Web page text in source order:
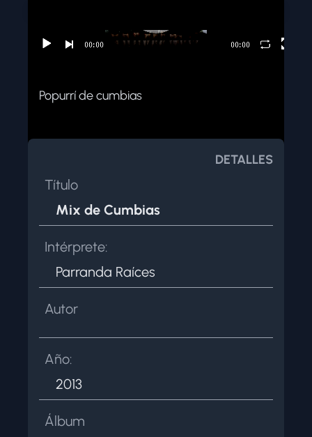
ESTILOS MUSICALES
NOSOTROS
CONTACTAR
Popurrí de cumbias
DETALLES
Título
Mix de Cumbias
Intérprete:
Parranda Raíces
Autor
Año:
2013
Álbum